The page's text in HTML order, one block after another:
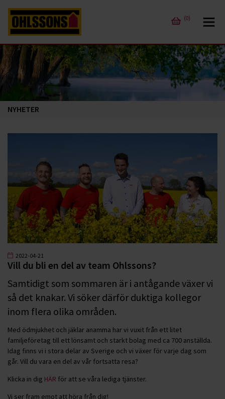
(0)
NYHETER
2022-04-21
Vill du bli en del av team Ohlssons?
Samtidigt som sommaren är i antågande växer vi
så det knakar. Vi söker därför duktiga kollegor
inom flera olika områden.
Med ödmjukhet och jäklar anamma har vi vuxit från ett litet
familjeföretag till ett lönsamt och starkt bolag med ca 700 anställda.
Idag finns vi i stora delar av Sverige och vi växer för varje dag som
går. Vill du vara en del av vår fortsatta resa?
Klicka in dig HÄR för att se våra lediga tjänster.
Vi ser fram emot att höra från dig!